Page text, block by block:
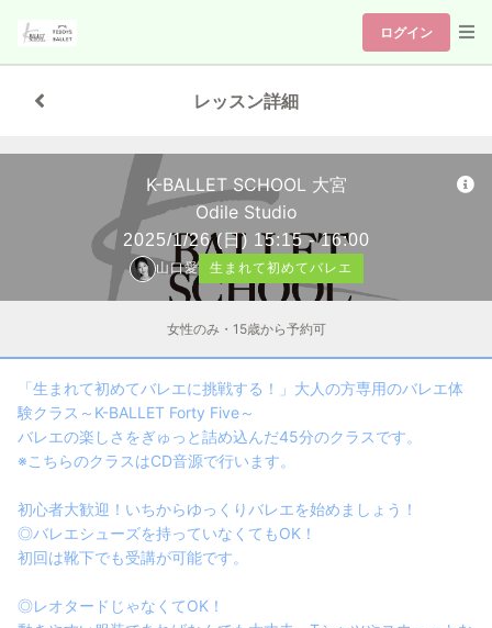
ログイン
レッスン詳細
K-BALLET SCHOOL 大宮
Odile Studio
2025/1/26 (日) 15:15 - 16:00
山口愛 生まれて初めてバレエ
女性のみ・15歳から予約可
「生まれて初めてバレエに挑戦する！」大人の方専用のバレエ体
験クラス～K-BALLET Forty Five～
バレエの楽しさをぎゅっと詰め込んだ45分のクラスです。
※こちらのクラスはCD音源で行います。
初心者大歓迎！いちからゆっくりバレエを始めましょう！
◎バレエシューズを持っていなくてもOK！
初回は靴下でも受講が可能です。
◎レオタードじゃなくてOK！